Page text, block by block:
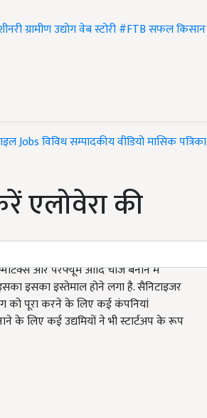
ग्रामीण उद्योगवेब स्टोरी#FTBसफल किसान
Jobsविविधसम्पादकीयवीडियोमासिक पत्रिका
एलोवेरा की
और परफ्यूम आदि चीजें बनाने में
इसका इस्तेमाल होने लगा है. सैनिटाइजर
को पूरा करने के लिए कई कंपनियां
के लिए कई उद्यमियों ने भी स्टार्टअप के रूप